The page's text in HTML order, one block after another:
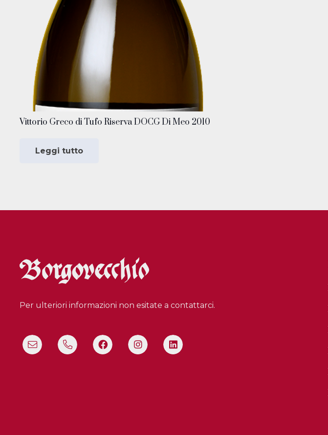
Vittorio Greco di Tufo Riserva DOCG Di Meo 2010
Leggi tutto
Per ulteriori informazioni non esitate a contattarci.